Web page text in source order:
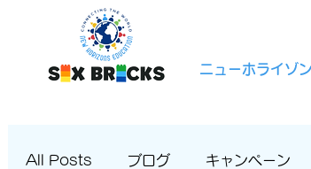
ニューホライゾ
All Posts ブログ キャンペーン